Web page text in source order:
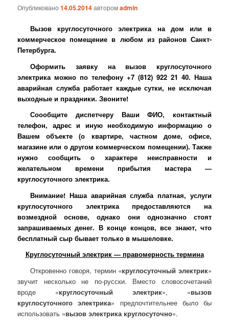
Опубликовано14.05.2014авторомadmin
Вызов круглосуточного электрика на дом или в
коммерческое помещение в любом из районов Санкт-
Петербурга.
Оформить заявку на вызов круглосуточного
электрика можно по телефону +7 (812) 922 21 40. Наша
аварийная служба работает каждые сутки, не исключая
выходные и праздники. Звоните!
Соообщите диспетчеру Ваши ФИО, контактный
телефон, адрес и иную необходимую информацию о
Вашем объекте (о квартире, частном доме, офисе,
магазине или о другом коммерческом помещении). Также
нужно сообщить о характере неисправности и
желательном времени прибытия мастера —
круглосуточного электрика.
Внимание! Наша аварийная служба платная, услуги
круглосуточного электрика предоставляются на
возмездной основе, однако они однозначно стоят
запрашиваемых денег. В конце концов, все знают, что
бесплатный сыр бывает только в мышеловке.
Круглосуточный электрик — правомерность термина
Откровенно говоря, термин «круглосуточный электрик»
звучит несколько не по-русски. Вместо словосочетаний
вроде «круглосуточный электрик», «вызов
круглосуточного электрика» предпочтительнее было бы
использовать «вызов электрика круглосуточно».